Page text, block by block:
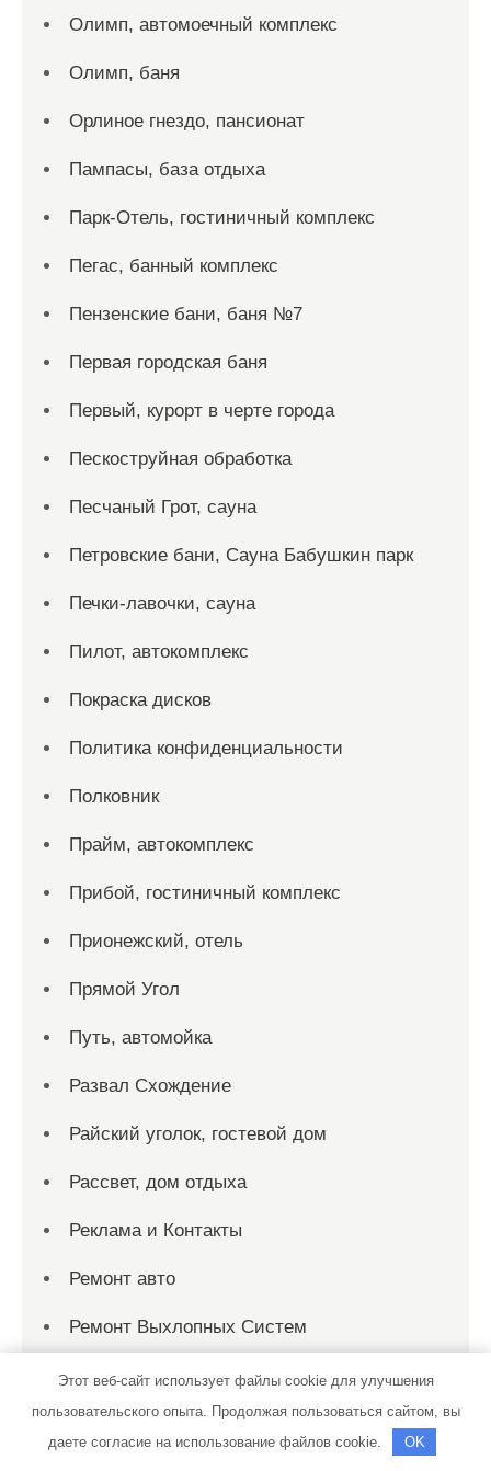
Олимп, автомоечный комплекс
Олимп, баня
Орлиное гнездо, пансионат
Пампасы, база отдыха
Парк-Отель, гостиничный комплекс
Пегас, банный комплекс
Пензенские бани, баня №7
Первая городская баня
Первый, курорт в черте города
Пескоструйная обработка
Песчаный Грот, сауна
Петровские бани, Сауна Бабушкин парк
Печки-лавочки, сауна
Пилот, автокомплекс
Покраска дисков
Политика конфиденциальности
Полковник
Прайм, автокомплекс
Прибой, гостиничный комплекс
Прионежский, отель
Прямой Угол
Путь, автомойка
Развал Схождение
Райский уголок, гостевой дом
Рассвет, дом отдыха
Реклама и Контакты
Ремонт авто
Ремонт Выхлопных Систем
Русалка, гостиничный комплекс
Русская банька, сауна
Этот веб-сайт использует файлы cookie для улучшения
пользовательского опыта. Продолжая пользоваться сайтом, вы
даете согласие на использование файлов cookie.
OK